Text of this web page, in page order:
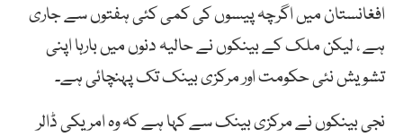
افغانستان میں اگرچہ پیسوں کی کمی کئی ہفتوں سے جاری
ہے ، لیکن ملک کے بینکوں نے حالیہ دنوں میں بارہا اپنی
تشویش نئی حکومت اور مرکزی بینک تک پہنچائی ہے۔
نجی بینکوں نے مرکزی بینک سے کہا ہے کہ وہ امریکی ڈالر